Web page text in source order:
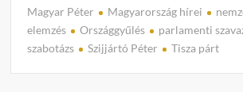
Magyar Péter Magyarország hírei
elemzés
Országgyűlés parlamenti
szabotázs
Szijjártó Péter Tisza párt